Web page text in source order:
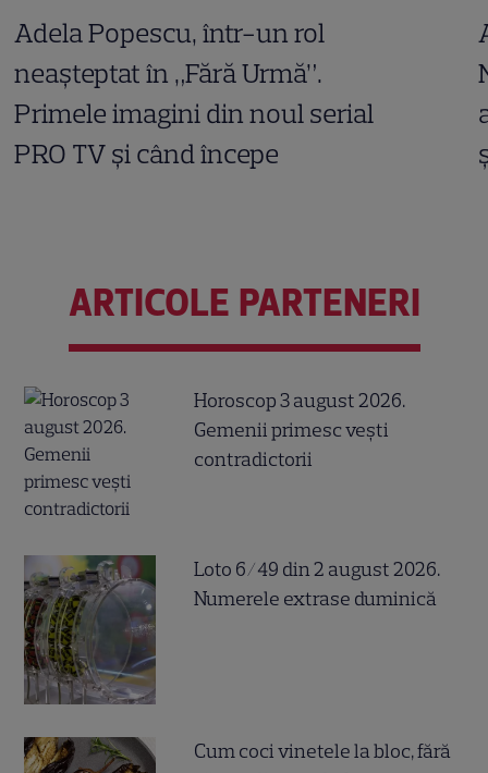
Adela Popescu, într-un rol
neașteptat în „Fără Urmă”.
Primele imagini din noul serial
PRO TV și când începe
ARTICOLE PARTENERI
Horoscop 3 august 2026.
Gemenii primesc vești
contradictorii
Loto 6/49 din 2 august 2026.
Numerele extrase duminică
Cum coci vinetele la bloc, fără